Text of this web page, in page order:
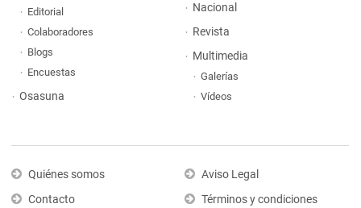
Editorial
Colaboradores
Blogs
Encuestas
Osasuna
Nacional
Revista
Multimedia
Galerías
Vídeos
Quiénes somos
Contacto
Aviso Legal
Términos y condiciones